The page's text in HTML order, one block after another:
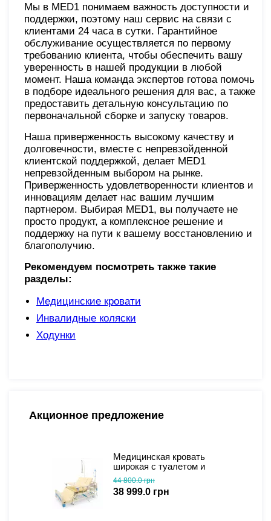
Мы в MED1 понимаем важность доступности и
поддержки, поэтому наш сервис на связи с
клиентами 24 часа в сутки. Гарантийное
обслуживание осуществляется по первому
требованию клиента, чтобы обеспечить вашу
уверенность в нашей продукции в любой
момент. Наша команда экспертов готова помочь
в подборе идеального решения для вас, а также
предоставить детальную консультацию по
первоначальной сборке и запуску товаров.
Наша приверженность высокому качеству и
долговечности, вместе с непревзойденной
клиентской поддержкой, делает MED1
непревзойденным выбором на рынке.
Приверженность удовлетворенности клиентов и
инновациям делает нас вашим лучшим
партнером. Выбирая MED1, вы получаете не
просто продукт, а комплексное решение и
поддержку на пути к вашему восстановлению и
благополучию.
Рекомендуем посмотреть также такие
разделы:
Медицинские кровати
Инвалидные коляски
Ходунки
Акционное предложение
Медицинская кровать
широкая с туалетом и
функцией бокового
переворота для
тяжелобольных
44 800.0 грн
38 999.0 грн